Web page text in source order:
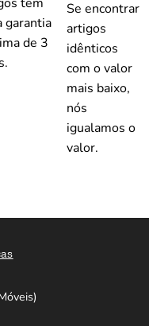
garantia
de 3
Se encontrar
artigos
idênticos
com o valor
mais baixo,
nós
igualamos o
valor.